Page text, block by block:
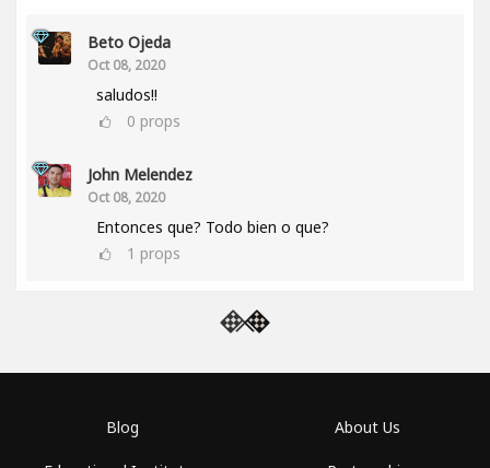
Beto Ojeda
Oct 08, 2020
saludos!!
0 props
John Melendez
Oct 08, 2020
Entonces que? Todo bien o que?
1 props
Blog About Us